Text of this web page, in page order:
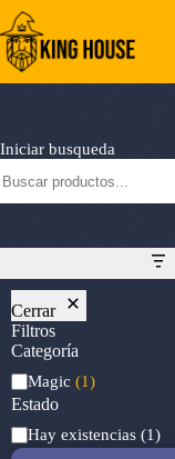
Saltar
al
contenido
Iniciar busqueda
Cerrar
Filtros
Categoría
Categoría
Magic (1)
Estado
Estado
Hay existencias (1)